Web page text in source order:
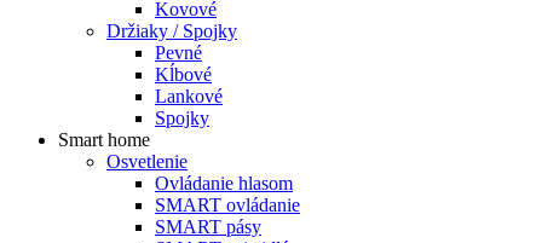
Kovové
Držiaky / Spojky
Pevné
Kĺbové
Lankové
Spojky
Smart home
Osvetlenie
Ovládanie hlasom
SMART ovládanie
SMART pásy